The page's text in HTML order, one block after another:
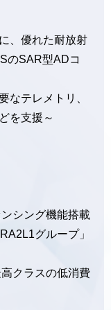
、優れた耐放射
のSAR型ADコ
なテレメトリ、
を支援～
シング機能搭載
グループ」
クラスの低消費